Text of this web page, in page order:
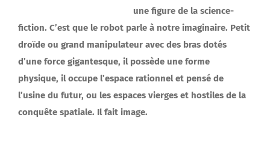
une figure de la science-
fiction. C’est que le robot parle à notre imaginaire. Petit
droïde ou grand manipulateur avec des bras dotés
d’une force gigantesque, il possède une forme
physique, il occupe l’espace rationnel et pensé de
l’usine du futur, ou les espaces vierges et hostiles de la
conquête spatiale. Il fait image.